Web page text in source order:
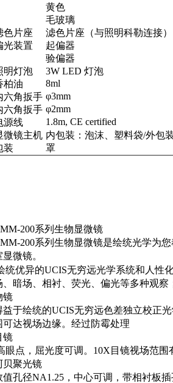
黄色
毛玻璃
色片座
滤色片座（与照明科勒连接
光装置
起偏器
验偏器
明灯泡
3W LED 灯泡
柏油
8ml
六角扳手 φ3mm
六角扳手 φ2mm
源线
1.8m, CE certified
微镜主机
装
内包装：泡沫、塑料袋/外包
罩
200系列生物显微镜
200系列生物显微镜是绘统光学为
显微镜。
统优异的UCIS无穷远光学系统和人性
、暗场、相衬、荧光、偏光等多种观
镜
益于绘统的UCIS无穷远色差独立校正
可达视场边缘。经过防霉处理
镜
眼点，屈光度可调。 10X 目镜视场范围
贝聚光镜
值孔径NA1.25 ，中心可调，带相衬板